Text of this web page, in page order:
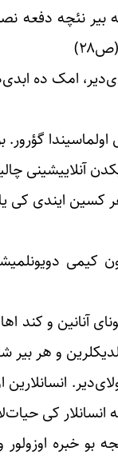
نئچه دفعه
امک‌ ده
گؤرور.
آنلاییشینی
ایندی کی
کیمی
آنانین و کند
و هر
انسانلارین
انسانلار کی
بو خبره